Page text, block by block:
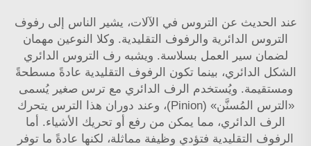
عند الحديث عن التروس في الآلات، يشير الناس إلى رفوف
التروس الدائرية والرفوف التقليدية. وكلا النوعين مهمان
لضمان سير العمل بسلاسة. ويشبه رف التروس الدائري
الشكل الدائري، بينما تكون الرفوف التقليدية عادةً مسطحةً
ومستقيمة. ويُستخدم الرف الدائري مع ترس صغير يُسمى
«الترس المُسنَّن» (Pinion)، وعند دوران هذا الترس يتحرك
الرف الدائري، مما يمكن من رفع أو تحريك الأشياء. أما
الرفوف التقليدية فتؤدي وظيفة مماثلة، لكنها عادةً ما توفر